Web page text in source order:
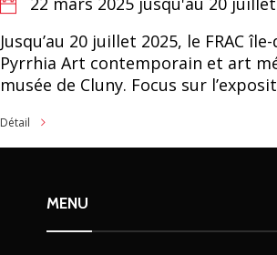
Jusqu’au 20 juillet 2025, le FRAC
Pyrrhia Art contemporain et art
musée de Cluny. Focus sur
Détail
MENU